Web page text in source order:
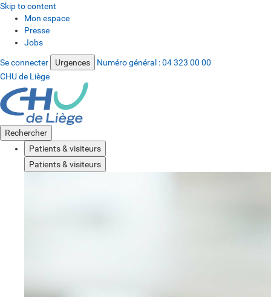
Skip to content
Mon espace
Presse
Jobs
Se connecter Urgences Numéro général :04 323 00 00
CHU de Liège
Rechercher
Patients & visiteurs
Patients & visiteurs